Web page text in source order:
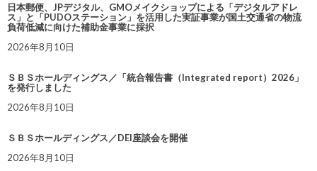
日本郵便、JPデジタル、GMOメイクショップによる「デジタルアドレ
ス」と「PUDOステーション」を活用した実証事業が国土交通省の物流
負荷低減に向けた補助金事業に採択
2026年8月10日
ＳＢＳホールディングス／「統合報告書（Integrated report）2026」
を発行しました
2026年8月10日
ＳＢＳホールディングス／DEI座談会を開催
2026年8月10日